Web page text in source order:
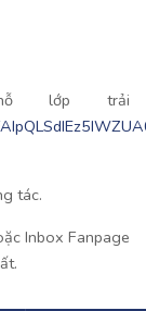
lớp trải
tác.
Inbox Fanpage